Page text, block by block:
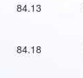
84.13
84.18